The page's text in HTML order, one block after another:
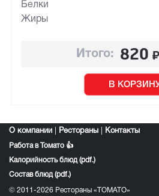
Белки
Жиры
Итого: 820 ₽
В
О компании Рестораны Контакты
Работа в Томато 👍
Калорийность блюд (pdf.)
Состав блюд (pdf.)
© 2011-2026 Рестораны «ТОМАТО»